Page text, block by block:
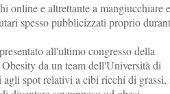
online e altrettante a mangiucchiare e
spesso pubblicizzati proprio
all'ultimo congresso della
da un team dell'Università di
spot relativi a cibi ricchi di grassi,